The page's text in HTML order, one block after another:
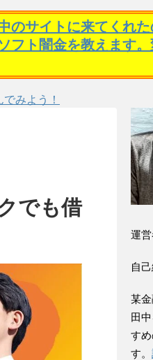
サイトに来てくれ
ト闇金を教えます
みよう！
でも借
運
自
某
田
す
す。